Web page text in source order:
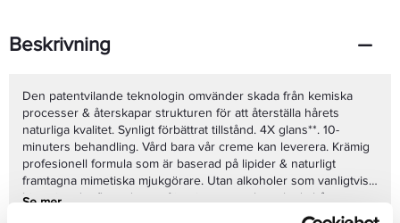
Beskrivning
Den patentvilande teknologin omvänder skada från kemiska
processer & återskapar strukturen för att återställa hårets
naturliga kvalitet. Synligt förbättrat tillstånd. 4X glans**. 10-
minuters behandling. Vård bara vår creme kan leverera. Krämig
profesionell formula som är baserad på lipider & naturligt
framtagna mimetiska mjukgörare. Utan alkoholer som vanligtvis
hittas i andra flytande syrafärgningar som kan skada hårets
naturliga lipida lager och lämna det oskyddat. *jämfört med
Se mer